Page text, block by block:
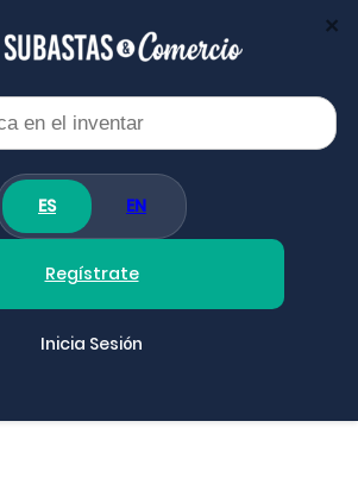
ES EN
Regístrate
Inicia Sesión
×